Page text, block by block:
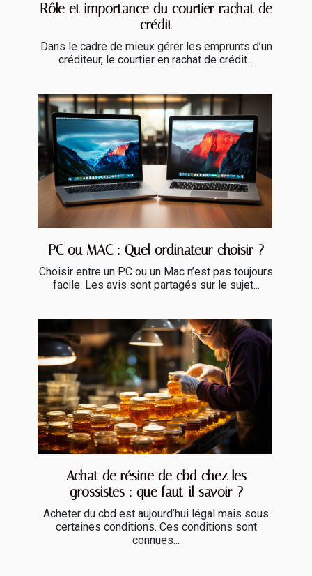
Rôle et importance du courtier rachat de
crédit
Dans le cadre de mieux gérer les emprunts d’un
créditeur, le courtier en rachat de crédit...
PC ou MAC : Quel ordinateur choisir ?
Choisir entre un PC ou un Mac n’est pas toujours
facile. Les avis sont partagés sur le sujet...
Achat de résine de cbd chez les
grossistes : que faut-il savoir ?
Acheter du cbd est aujourd’hui légal mais sous
certaines conditions. Ces conditions sont
connues...